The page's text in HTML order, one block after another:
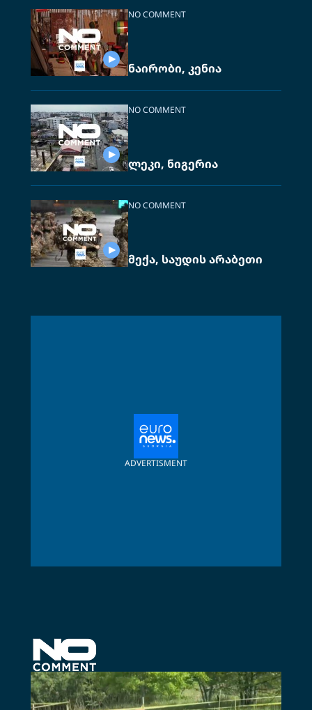
NO COMMENT
ნაირობი, კენია
NO COMMENT
ლეკი, ნიგერია
NO COMMENT
მექა, საუდის არაბეთი
ADVERTISMENT